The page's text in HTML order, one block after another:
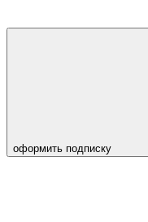
оформить подписку